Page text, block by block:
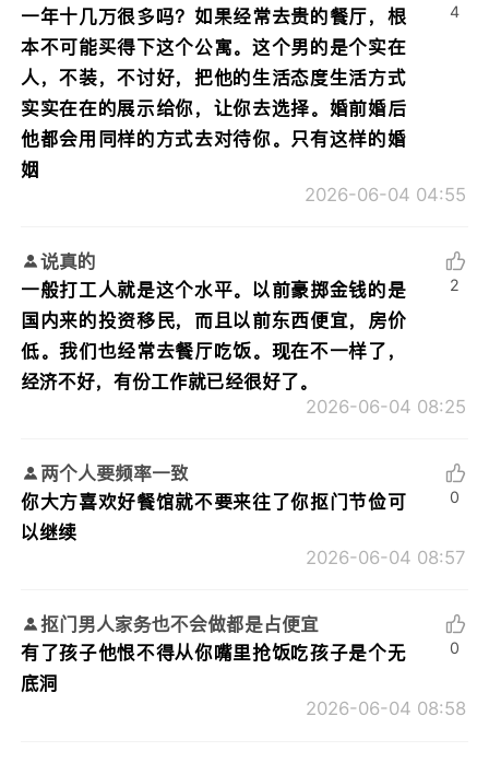
一年十几万很多吗？如果经常去贵的餐厅，根
本不可能买得下这个公寓。这个男的是个实在
人，不装，不讨好，把他的生活态度生活方式
实实在在的展示给你，让你去选择。婚前婚后
他都会用同样的方式去对待你。只有这样的婚
姻
2026-06-04 04:55
4
说真的
一般打工人就是这个水平。以前豪掷金钱的是
国内来的投资移民，而且以前东西便宜，房价
低。我们也经常去餐厅吃饭。现在不一样了，
经济不好，有份工作就已经很好了。
2026-06-04 08:25
2
两个人要频率一致
你大方喜欢好餐馆就不要来往了你抠门节俭可
以继续
2026-06-04 08:57
0
抠门男人家务也不会做都是占便宜
有了孩子他恨不得从你嘴里抢饭吃孩子是个无
底洞
2026-06-04 08:58
0